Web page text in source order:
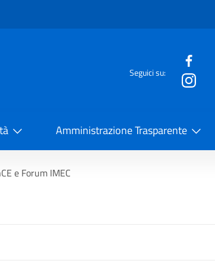
Seguici su:
Amministrazione Trasparente
e Forum IMEC